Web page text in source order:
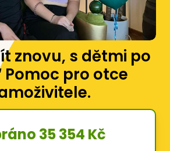
znovu, s dětmi po
Pomoc pro otce
35 354 Kč